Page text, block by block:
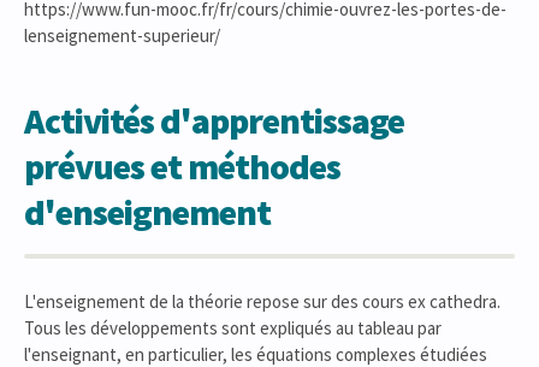
https://www.fun-mooc.fr/fr/cours/chimie-ouvrez-les-portes-de-
lenseignement-superieur/
Activités d'apprentissage
prévues et méthodes
d'enseignement
L'enseignement de la théorie repose sur des cours ex cathedra.
Tous les développements sont expliqués au tableau par
l'enseignant, en particulier, les équations complexes étudiées